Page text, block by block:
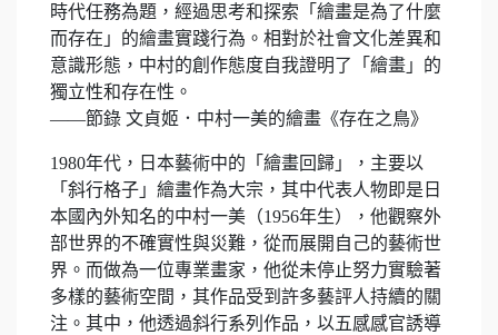
時代任務為題，經過思考和探索「繪畫是為了什麼
而存在」的繪畫實踐行為。相對於社會文化差異和
意識形態，中村的創作態度自我證明了「繪畫」的
獨立性和存在性。
——節錄 文貞姬．中村一美的繪畫《存在之鳥》
1980年代，日本藝術中的「繪畫回歸」，主要以
「斜行格子」繪畫作為大宗，其中代表人物即是日
本國內外知名的中村一美（1956年生），他觀察外
部世界的不確實性與災難，從而展開自己的藝術世
界。而做為一位專業畫家，他從未停止努力實驗著
多樣的藝術空間，其作品受到許多藝評人持續的關
注。其中，他透過斜行系列作品，以五感感官誘導